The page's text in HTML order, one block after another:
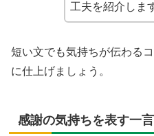
工夫を紹介しま
短い文でも気持ちが伝わる
に仕上げましょう。
感謝の気持ちを表す一